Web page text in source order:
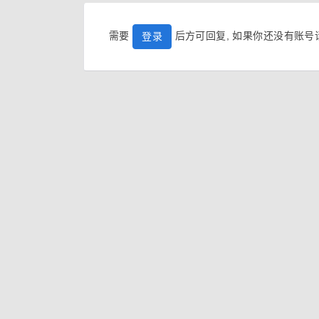
需要 登录 后方可回复, 如果你还没有账号